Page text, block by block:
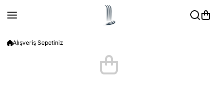
Alışveriş Sepetiniz